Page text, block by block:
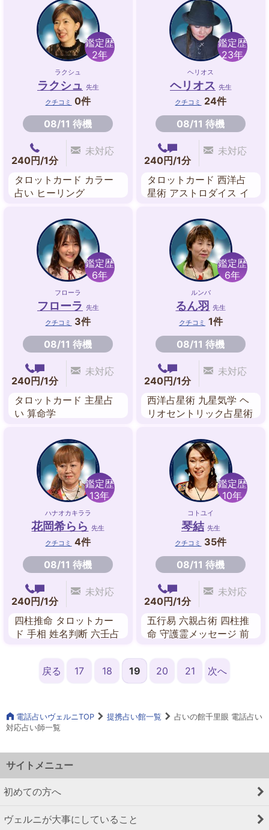
リング 遠隔ヒーリング
レイキ
鑑定歴
2年
ラクシュ
ラクシュ 先生
クチコミ
0件
08/11 待機
240円/1分
未対応
タロットカード カラー
占い ヒーリング
鑑定歴
23年
ヘリオス
ヘリオス 先生
クチコミ
24件
08/11 待機
240円/1分
未対応
タロットカード 西洋占
星術 アストロダイス イ
鑑定歴
6年
フローラ
フローラ 先生
クチコミ
3件
08/11 待機
240円/1分
未対応
タロットカード 主星占
い 算命学
鑑定歴
6年
ルンバ
るん羽 先生
クチコミ 1件
08/11 待機
240円/1分
未対応
西洋占星術 九星気学 ヘ
リオセントリック占星術
ード 日本の密教カード
葉道式呼吸法ヒーリング
姓名判断
鑑定歴
13年
ハナオカキララ
花岡希らら 先生
クチコミ
4件
08/11 待機
240円/1分
未対応
四柱推命 タロットカー
ド 手相 姓名判断 六壬占
鑑定歴
10年
コトユイ
琴結 先生
クチコミ
35件
08/11 待機
240円/1分
未対応
五行易 六親占術 四柱推
命 守護霊メッセージ 前
戻る
17 18 19 20 21 次へ
電話占いヴェルニTOP 提携占い館一覧
占いの館千里眼 電話占い
対応占い師一覧
サイトメニュー
初めての方へ
ヴェルニが大事にしていること